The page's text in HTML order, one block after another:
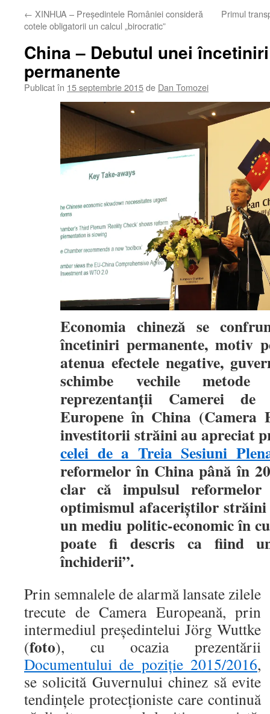
← XINHUA – Preşedintele României consideră
cotele obligatorii un calcul „birocratic”
Primul
China – Debutul unei
permanente
Publicat în 15 septembrie 2015de Dan Tomozei
Economia chineză se
încetiniri permanente, motiv
atenua efectele negative,
schimbe vechile
reprezentanţii Camerei
Europene în China (Camera
investitorii străini au apreciat
celei de a Treia Sesiuni
reformelor în China până în
clar că impulsul
optimismul afaceriştilor
un mediu politic-economic în
poate fi descris ca fiind
închiderii”.
Prin semnalele de alarmă lansate zilele
trecute de Camera Europeană, prin
intermediul preşedintelui Jörg Wuttke
(foto), cu ocazia prezentării
Documentului de poziţie 2015/2016,
se solicită Guvernului chinez să evite
tendinţele protecţioniste care continuă